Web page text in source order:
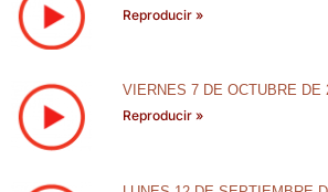
Reproducir »
VIERNES 7 DE OCTUBRE DE
Reproducir »